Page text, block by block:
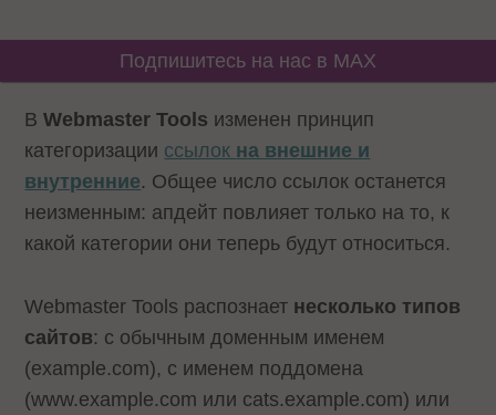
Подпишитесь на нас в MAX
ВWebmasterTools изменен принцип
категоризации ссылок на внешние и
внутренние. Общее число ссылок останется
неизменным: апдейт повлияет только на то, к
какой категории они теперь будут относиться.
Webmaster Tools распознает несколько типов
сайтов: с обычным доменным именем
(example.com), с именем поддомена
(www.example.com или cats.example.com) или